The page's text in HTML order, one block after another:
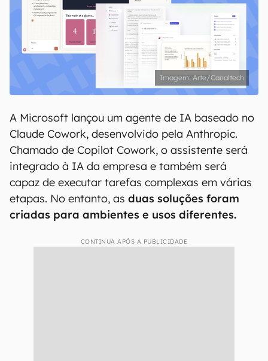
Arte/Canaltech
A Microsoft lançou um agente de IA baseado no
Claude Cowork, desenvolvido pela Anthropic.
Chamado de Copilot Cowork, o assistente será
integrado à IA da empresa e também será
capaz de executar tarefas complexas em várias
etapas. No entanto, as duas soluções foram
criadas para ambientes e usos diferentes.
CONTINUA APÓS A PUBLICIDADE